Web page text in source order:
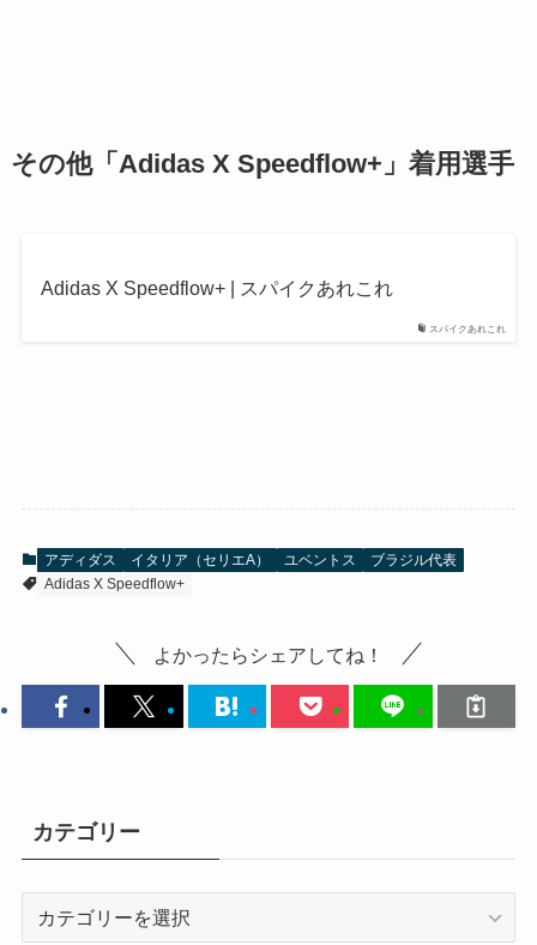
その他「Adidas X Speedflow+」着用選手
スパイクあれこれ
Adidas X Speedflow+ | スパイクあれこれ
アディダス イタリア（セリエA） ユベントス
ブラジル代表
Adidas X Speedflow+
よかったらシェアしてね！
カテゴリー